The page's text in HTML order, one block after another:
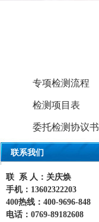
专项检测流程
检测项目表
委托检测协议书
联系我们
联 系 人：关庆焕
手机：13602322203
400热线：400-9696-848
电话：0769-89182608